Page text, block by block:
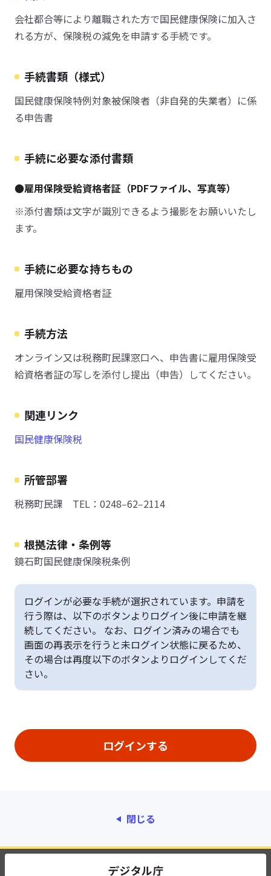
会社都合等により離職された方で国民健康保険に加入さ
れる方が、保険税の減免を申請する手続です。
手続書類（様式）
国民健康保険特例対象被保険者（非自発的失業者）に係
る申告書
手続に必要な添付書類
●雇用保険受給資格者証（PDFファイル、写真等）
※添付書類は文字が識別できるよう撮影をお願いいたし
ます。
手続に必要な持ちもの
雇用保険受給資格者証
手続方法
オンライン又は税務町民課窓口へ、申告書に雇用保険受
給資格者証の写しを添付し提出（申告）してください。
関連リンク
国民健康保険税
所管部署
税務町民課 TEL：0248‒62‒2114
根拠法律・条例等
鏡石町国民健康保険税条例
ログインが必要な手続が選択されています。申請を
行う際は、以下のボタンよりログイン後に申請を継
続してください。 なお、ログイン済みの場合でも
画面の再表示を行うと未ログイン状態に戻るため、
その場合は再度以下のボタンよりログインしてくだ
さい。
閉じる